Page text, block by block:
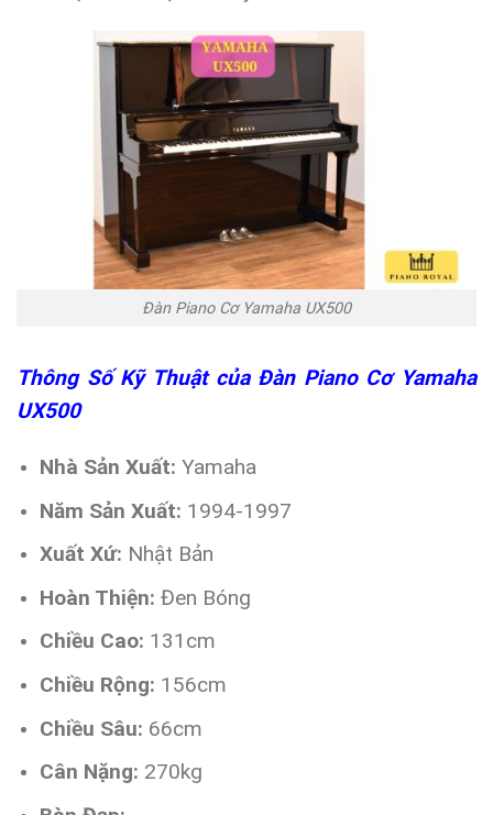
Đàn Piano Cơ Yamaha UX500
Thông Số Kỹ Thuật của Đàn Piano Cơ Yamaha
UX500
Nhà Sản Xuất: Yamaha
Năm Sản Xuất: 1994-1997
Xuất Xứ: Nhật Bản
Hoàn Thiện: Đen Bóng
Chiều Cao: 131cm
Chiều Rộng: 156cm
Chiều Sâu: 66cm
Cân Nặng: 270kg